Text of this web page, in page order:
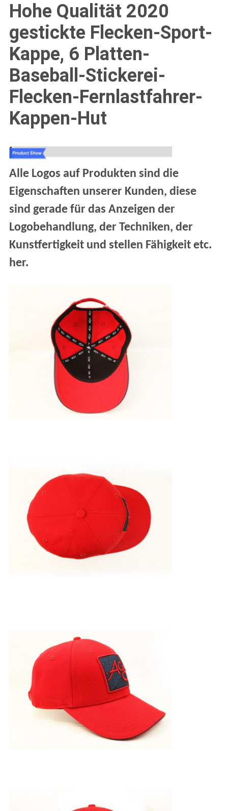
Hohe Qualität 2020
gestickte Flecken-Sport-
Kappe, 6 Platten-
Baseball-Stickerei-
Flecken-Fernlastfahrer-
Kappen-Hut
Alle Logos auf Produkten sind die
Eigenschaften unserer Kunden, diese
sind gerade für das Anzeigen der
Logobehandlung, der Techniken, der
Kunstfertigkeit und stellen Fähigkeit etc.
her.